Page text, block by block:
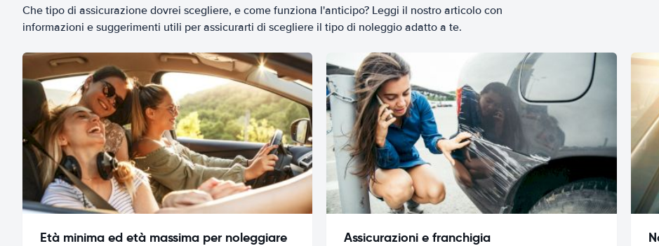
Che tipo di assicurazione dovrei scegliere, e come funziona l'anticipo? Leggi il nostro articolo con
informazioni e suggerimenti utili per assicurarti di scegliere il tipo di noleggio adatto a te.
Età minima ed età massima per noleggiare
Assicurazioni e franchigia